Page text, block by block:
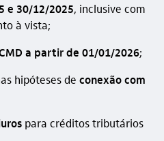
e 30/12/2025, inclusive com
à vista;
a partir de 01/01/2026;
hipóteses de conexão com
para créditos tributários